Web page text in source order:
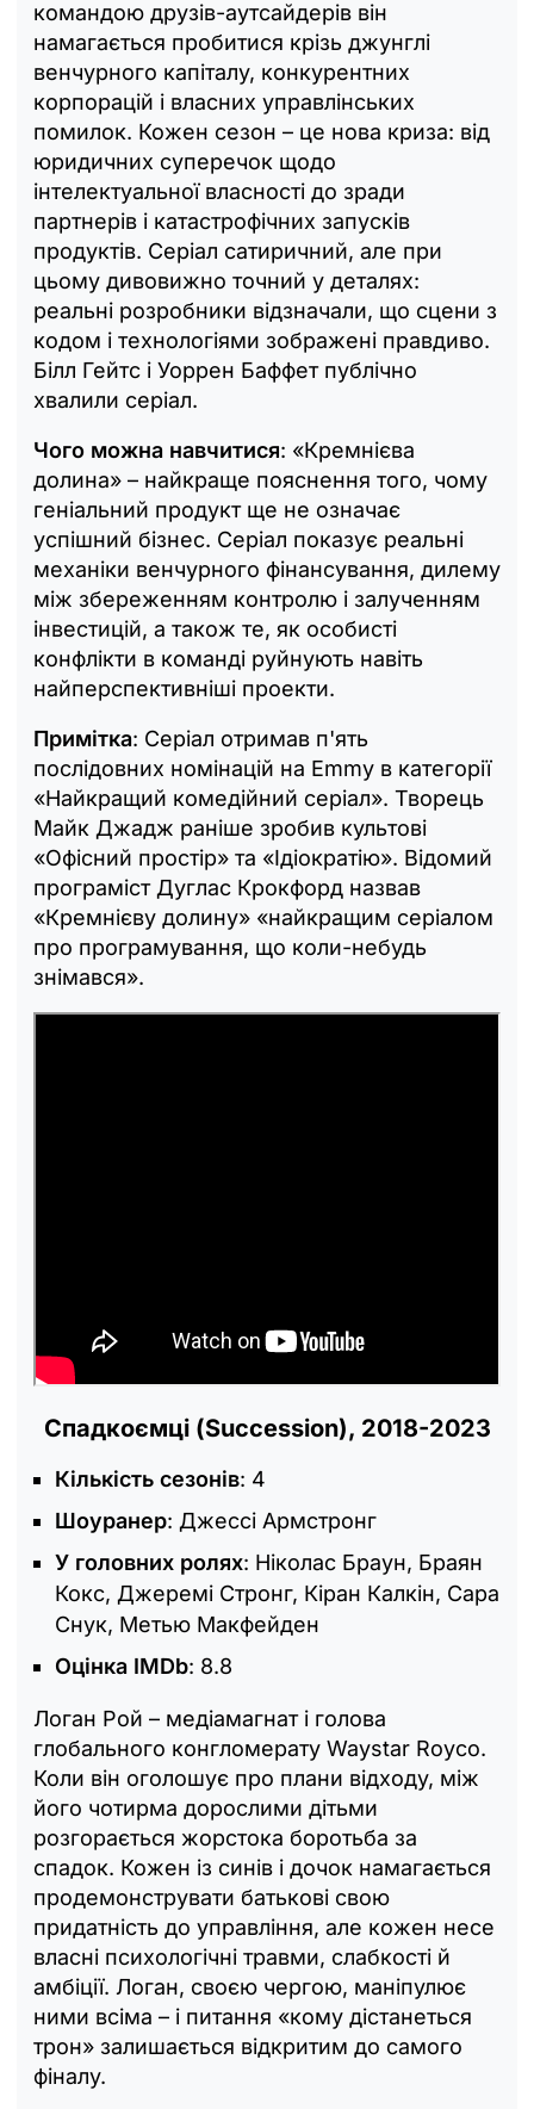
командою друзів-аутсайдерів він
намагається пробитися крізь джунглі
венчурного капіталу, конкурентних
корпорацій і власних управлінських
помилок. Кожен сезон – це нова криза: від
юридичних суперечок щодо
інтелектуальної власності до зради
партнерів і катастрофічних запусків
продуктів. Серіал сатиричний, але при
цьому дивовижно точний у деталях:
реальні розробники відзначали, що сцени з
кодом і технологіями зображені правдиво.
Білл Гейтс і Уоррен Баффет публічно
хвалили серіал.
Чого можна навчитися: «Кремнієва
долина» – найкраще пояснення того, чому
геніальний продукт ще не означає
успішний бізнес. Серіал показує реальні
механіки венчурного фінансування, дилему
між збереженням контролю і залученням
інвестицій, а також те, як особисті
конфлікти в команді руйнують навіть
найперспективніші проекти.
Примітка: Серіал отримав п'ять
послідовних номінацій на Emmy в категорії
«Найкращий комедійний серіал». Творець
Майк Джадж раніше зробив культові
«Офісний простір» та «Ідіократію». Відомий
програміст Дуглас Крокфорд назвав
«Кремнієву долину» «найкращим серіалом
про програмування, що коли-небудь
знімався».
Спадкоємці (Succession), 2018-2023
Кількість сезонів: 4
Шоуранер: Джессі Армстронг
У головних ролях: Ніколас Браун, Браян
Кокс, Джеремі Стронг, Кіран Калкін, Сара
Снук, Метью Макфейден
Оцінка IMDb: 8.8
Логан Рой – медіамагнат і голова
глобального конгломерату Waystar Royco.
Коли він оголошує про плани відходу, між
його чотирма дорослими дітьми
розгорається жорстока боротьба за
спадок. Кожен із синів і дочок намагається
продемонструвати батькові свою
придатність до управління, але кожен несе
власні психологічні травми, слабкості й
амбіції. Логан, своєю чергою, маніпулює
ними всіма – і питання «кому дістанеться
трон» залишається відкритим до самого
фіналу.